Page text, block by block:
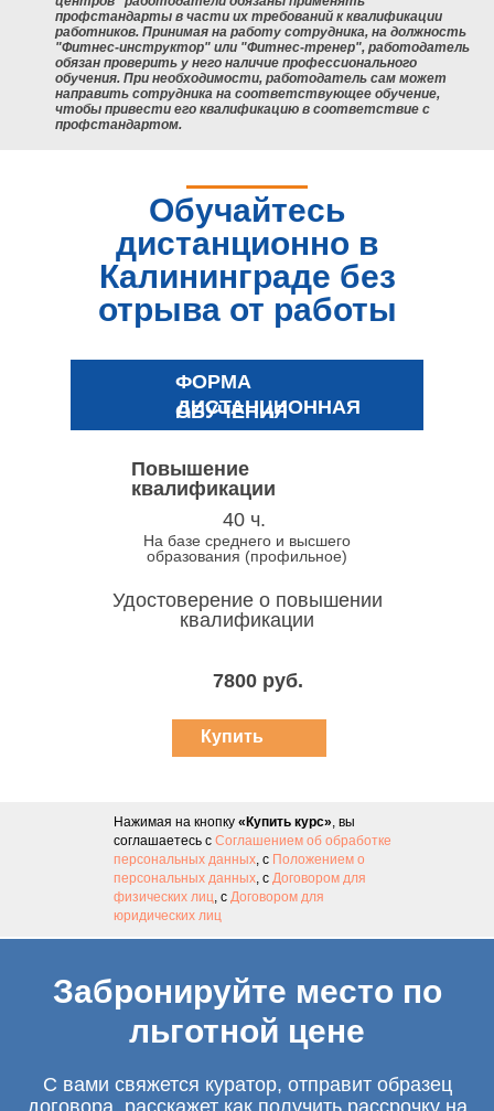
профстандарты в части их требований к квалификации
работников. Принимая на работу сотрудника, на должность
"Фитнес-инструктор" или "Фитнес-тренер", работодатель
обязан проверить у него наличие профессионального
обучения. При необходимости, работодатель сам может
направить сотрудника на соответствующее обучение,
чтобы привести его квалификацию в соответствие с
профстандартом.
Обучайтесь
дистанционно в
Калининграде без
отрыва от работы
ФОРМА
ОБУЧЕНИЯ
ДИСТАНЦИОННАЯ
Удостоверение о повышении
квалификации
40 ч.
7800 руб.
На базе среднего и высшего
образования (профильное)
Повышение
квалификации
Купить
курс
Нажимая на кнопку «Купить курс», вы
соглашаетесь с Соглашением об обработке
персональных данных, с Положением о
персональных данных, с Договором для
физических лиц, с Договором для
юридических лиц
Забронируйте место по
льготной цене
С вами свяжется куратор, отправит образец
договора, расскажет как получить рассрочку на